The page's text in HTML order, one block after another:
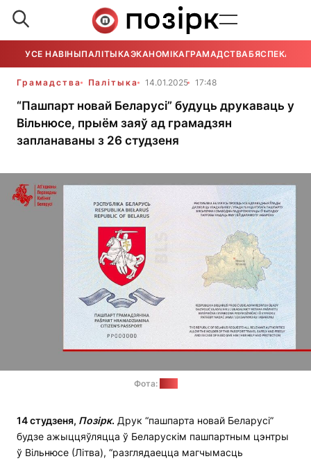
УСЕ НАВІНЫПАЛІТЫКАЭКАНОМІКАГРАМАДСТВАБЯСПЕКА
Грамадства Палітыка 14.01.2025 17:48
“Пашпарт новай Беларусі” будуць друкаваць у
Вільнюсе, прыём заяў ад грамадзян
запланаваны з 26 студзеня
Фота:
14 студзеня, Позірк. Друк “пашпарта новай Беларусі”
будзе ажыццяўляцца ў Беларускім пашпартным цэнтры
ў Вільнюсе (Літва), “разглядаецца магчымасць